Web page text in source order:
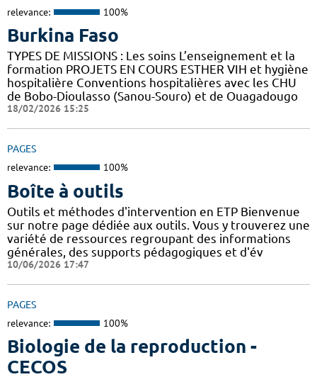
relevance: 100%
Burkina Faso
TYPES DE MISSIONS : Les soins L’enseignement et la
formation PROJETS EN COURS ESTHER VIH et hygiène
hospitalière Conventions hospitalières avec les CHU
de Bobo-Dioulasso (Sanou-Souro) et de Ouagadougo
18/02/2026 15:25
PAGES
relevance: 100%
Boîte à outils
Outils et méthodes d'intervention en ETP Bienvenue
sur notre page dédiée aux outils. Vous y trouverez une
variété de ressources regroupant des informations
générales, des supports pédagogiques et d'év
10/06/2026 17:47
PAGES
relevance: 100%
Biologie de la reproduction -
CECOS